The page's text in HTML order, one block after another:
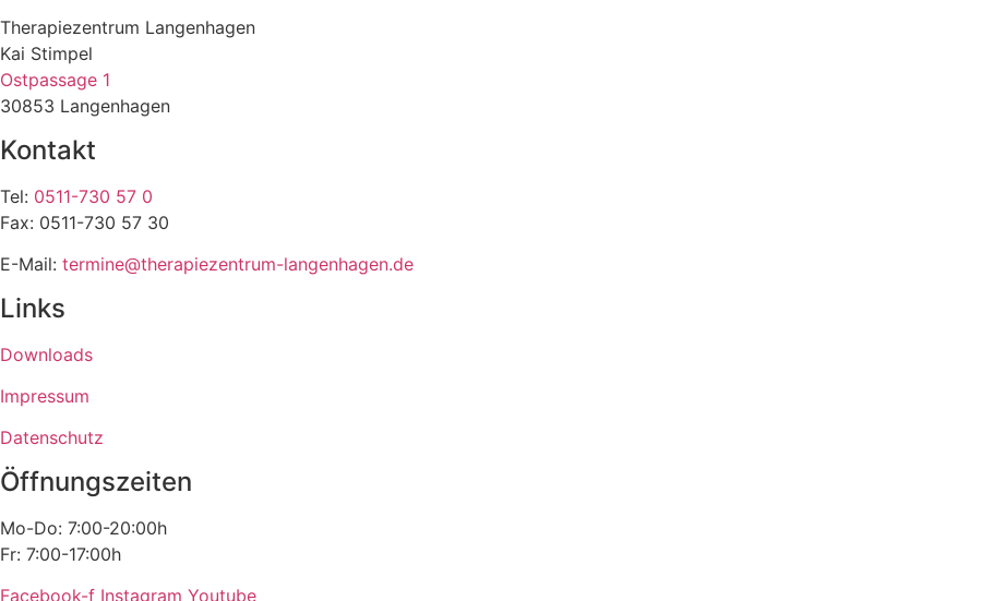
Therapiezentrum Langenhagen
Kai Stimpel
Ostpassage 1
30853 Langenhagen
Kontakt
Tel: 0511-730 57 0
Fax: 0511-730 57 30
E-Mail: termine@therapiezentrum-langenhagen.de
Links
Downloads
Impressum
Datenschutz
Öffnungszeiten
Mo-Do: 7:00-20:00h
Fr: 7:00-17:00h
Facebook-f Instagram Youtube